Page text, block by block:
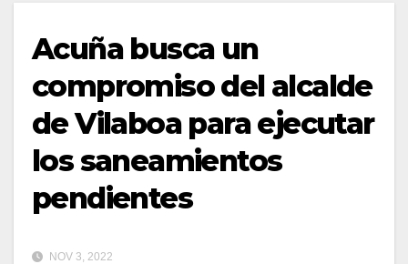
Acuña busca un
compromiso del alcalde
de Vilaboa para ejecutar
los saneamientos
pendientes
NOV 3, 2022